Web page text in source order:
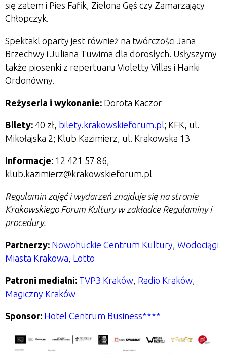
się zatem i Pies Fafik, Zielona Gęś czy Zamarzający
Chłopczyk.
Spektakl oparty jest również na twórczości Jana
Brzechwy i Juliana Tuwima dla dorosłych. Usłyszymy
także piosenki z repertuaru Violetty Villas i Hanki
Ordonówny.
Reżyseria i wykonanie: Dorota Kaczor
Bilety: 40 zł, bilety.krakowskieforum.pl; KFK, ul.
Mikołajska 2; Klub Kazimierz, ul. Krakowska 13
Informacje: 12 421 57 86,
klub.kazimierz@krakowskieforum.pl
Regulamin zajęć i wydarzeń znajduje się na stronie
Krakowskiego Forum Kultury w zakładce Regulaminy i
procedury.
Partnerzy: Nowohuckie Centrum Kultury, Wodociągi
Miasta Krakowa, Lotto
Patroni medialni: TVP3 Kraków, Radio Kraków,
Magiczny Kraków
Sponsor: Hotel Centrum Business****